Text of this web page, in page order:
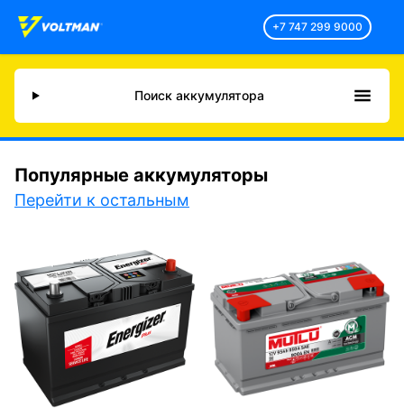
+7 747 299 9000
Поиск аккумулятора
Популярные аккумуляторы
Перейти к остальным